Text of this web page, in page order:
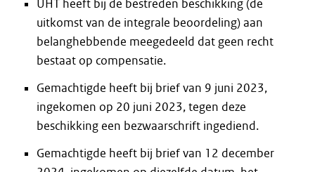
UHT heeft bij de bestreden beschikking (de
uitkomst van de integrale beoordeling) aan
belanghebbende meegedeeld dat geen recht
bestaat op compensatie.
Gemachtigde heeft bij brief van 9 juni 2023,
ingekomen op 20 juni 2023, tegen deze
beschikking een bezwaarschrift ingediend.
Gemachtigde heeft bij brief van 12 december